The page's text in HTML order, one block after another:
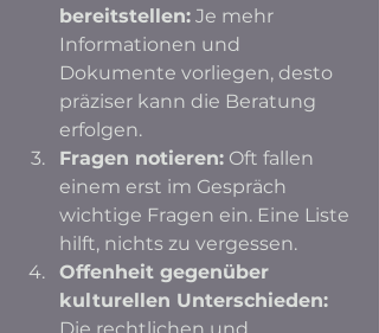
bereitstellen: Je mehr
Informationen und
Dokumente vorliegen, desto
präziser kann die Beratung
erfolgen.
Fragen notieren: Oft fallen
einem erst im Gespräch
wichtige Fragen ein. Eine Liste
hilft, nichts zu vergessen.
Offenheit gegenüber
kulturellen Unterschieden:
Die rechtlichen und